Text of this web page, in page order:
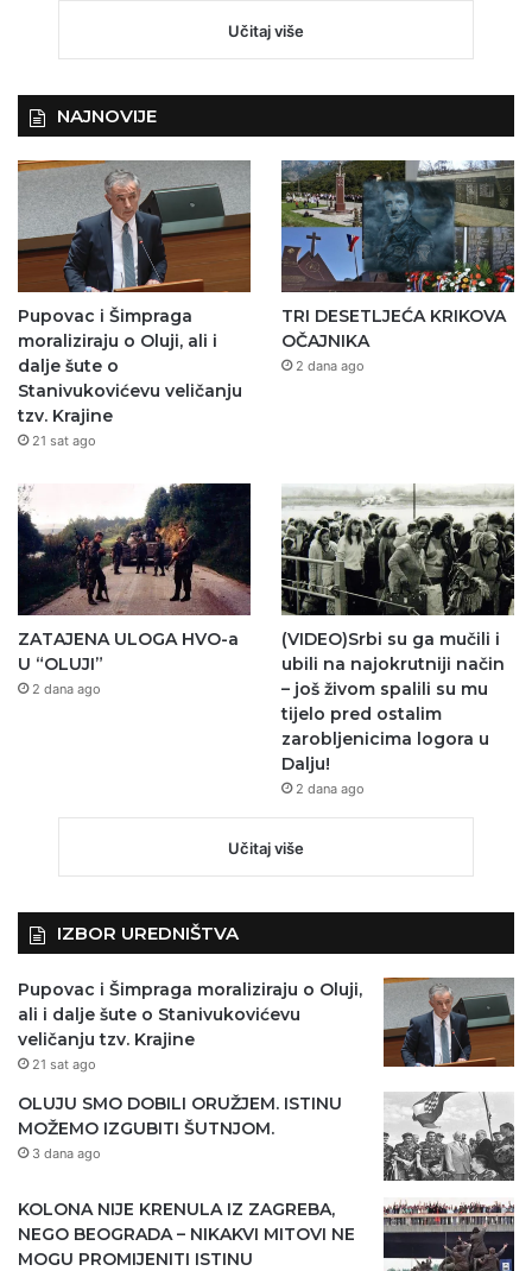
Učitaj više
NAJNOVIJE
Pupovac i Šimpraga
moraliziraju o Oluji, ali i
dalje šute o
Stanivukovićevu veličanju
tzv. Krajine
21 sat ago
TRI DESETLJEĆA KRIKOVA
OČAJNIKA
2 dana ago
ZATAJENA ULOGA HVO-a
U “OLUJI”
2 dana ago
(VIDEO)Srbi su ga mučili i
ubili na najokrutniji način
– još živom spalili su mu
tijelo pred ostalim
zarobljenicima logora u
Dalju!
2 dana ago
Učitaj više
IZBOR UREDNIŠTVA
Pupovac i Šimpraga moraliziraju o Oluji,
ali i dalje šute o Stanivukovićevu
veličanju tzv. Krajine
21 sat ago
OLUJU SMO DOBILI ORUŽJEM. ISTINU
MOŽEMO IZGUBITI ŠUTNJOM.
3 dana ago
KOLONA NIJE KRENULA IZ ZAGREBA,
NEGO BEOGRADA – NIKAKVI MITOVI NE
MOGU PROMIJENITI ISTINU